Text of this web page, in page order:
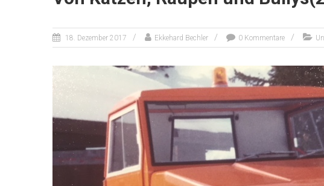
18. Dezember 2017 Ekkehard Bechler 0 Kommentare